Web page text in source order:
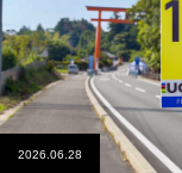
2026.06.28